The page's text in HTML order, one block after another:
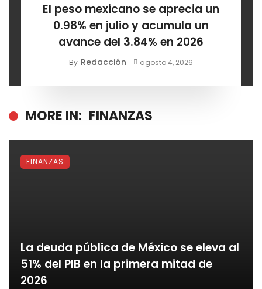
El peso mexicano se aprecia un
0.98% en julio y acumula un
avance del 3.84% en 2026
By Redacción agosto 4, 2026
MORE IN: FINANZAS
La deuda pública de México se eleva al
51% del PIB en la primera mitad de
2026
FINANZAS